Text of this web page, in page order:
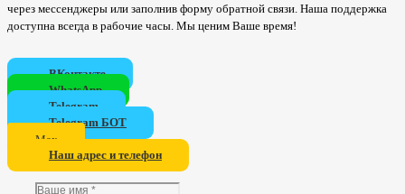
через мессенджеры или заполнив форму обратной связи. Наша поддержка
доступна всегда в рабочие часы. Мы ценим Ваше время!
ВКонтакте
WhatsApp
Telegram
Telegram БОТ
Мах
Наш адрес и телефон